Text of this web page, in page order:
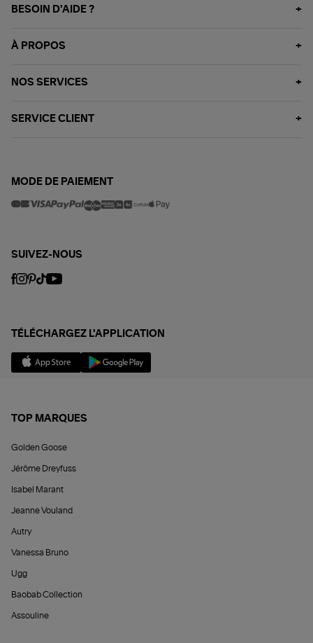
BESOIN D'AIDE ?
À PROPOS
NOS SERVICES
SERVICE CLIENT
MODE DE PAIEMENT
SUIVEZ-NOUS
TÉLÉCHARGEZ L'APPLICATION
TOP MARQUES
Golden Goose
Jérôme Dreyfuss
Isabel Marant
Jeanne Vouland
Autry
Vanessa Bruno
Ugg
Baobab Collection
Assouline